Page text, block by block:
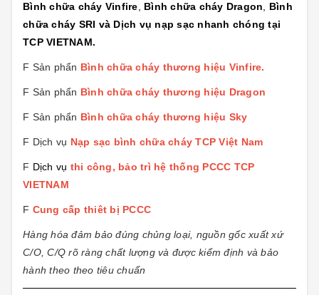
Bình chữa cháy Vinfire
Bình chữa cháy Dragon
Bình
chữa cháy SRI và Dịch vụ nạp sạc nhanh chóng tại
TCP VIETNAM.
F Sản phẩn Bình chữa cháy thương hiệu Vinfire.
F Sản phẩn Bình chữa cháy thương hiệu Dragon
F Sản phẩn Bình chữa cháy thương hiệu Sky
F Dịch vụ Nạp sạc bình chữa cháy TCP Việt Nam
F Dịch vụ thi công, bảo trì hệ thống PCCC TCP
VIETNAM
F Cung cấp thiêt bị PCCC
Hàng hóa đảm bảo đúng chủng loại, nguồn gốc xuất xứ
C/O, C/Q rõ ràng chất lượng và được kiểm định và bảo
hành theo theo tiêu chuẩn